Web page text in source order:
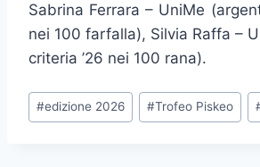
Sabrina Ferrara – UniMe
nei 100 farfalla), Silvia Raffa –
criteria ’26 nei 100 rana).
Tag
articolo:
#edizione 2026 #Trofeo Piskeo